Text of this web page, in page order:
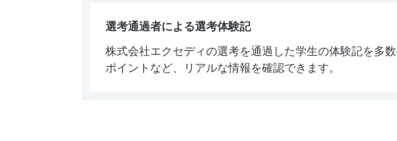
選考通過者による選考体験記
株式会社エクセディの選考を通過した学生の体験記を多
ポイントなど、リアルな情報を確認できます。